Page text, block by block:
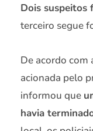
Dois suspeitos
terceiro segue
De acordo com
acionada pelo
informou que
havia